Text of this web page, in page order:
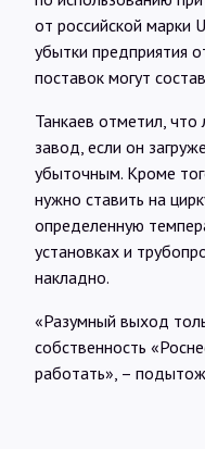
от российской марки
убытки предприятия
поставок могут
Танкаев отметил,
завод, если он
убыточным. Кроме
нужно ставить на
определенную
установках и
накладно.
«Разумный выход
собственность
работать», –